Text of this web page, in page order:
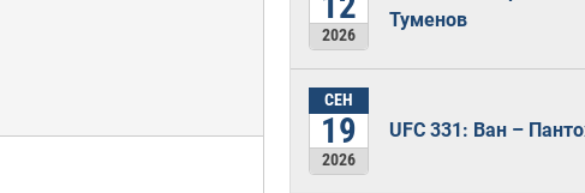
2026
Туменов
СЕН
19
2026
UFC 331: Ван –